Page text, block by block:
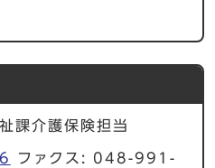
課介護保険担当
ファクス: 048-991-